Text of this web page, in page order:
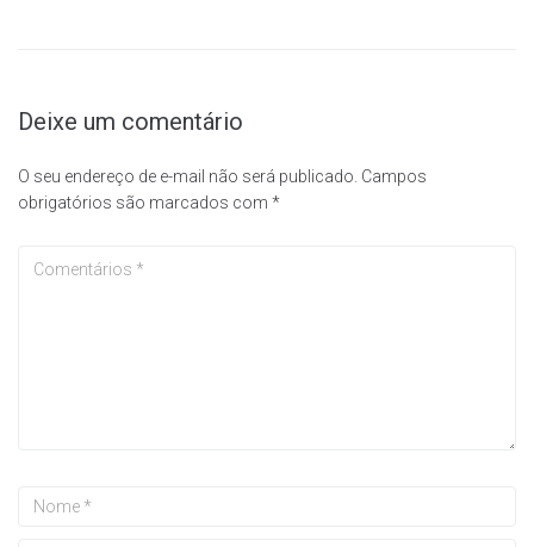
Deixe um comentário
O seu endereço de e-mail não será publicado. Campos
obrigatórios são marcados com *